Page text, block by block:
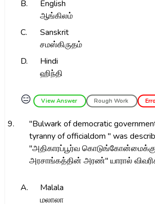
B.
English
ஆங்கிலம்
C.
Sanskrit
சமஸ்கிருதம்
D.
Hindi
ஹிந்தி
😑 View Answer Rough Work
9.
"Bulwark of democratic
tyranny of officialdom " was
"அதிகாரப்பூர்வ
அரசாங்கத்தின் அரண்" யாரால்
A.
Malala
மலாலா